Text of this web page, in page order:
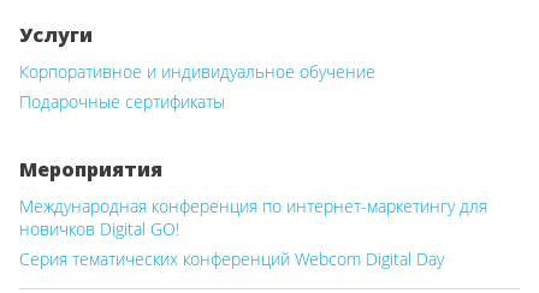
Услуги
Корпоративное и индивидуальное обучение
Подарочные сертификаты
Мероприятия
Международная конференция по интернет-маркетингу для
новичков Digital GO!
Серия тематических конференций Webcom Digital Day